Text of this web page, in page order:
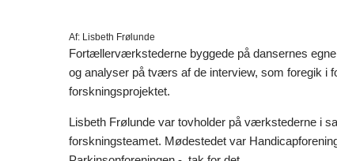
Af:Lisbeth Frølunde
Fortællerværkstederne byggede på dansernes
og analyser på tværs af de interview, som foregik i
forskningsprojektet.
Lisbeth Frølunde var tovholder på værkstederne i
forskningsteamet. Mødestedet var